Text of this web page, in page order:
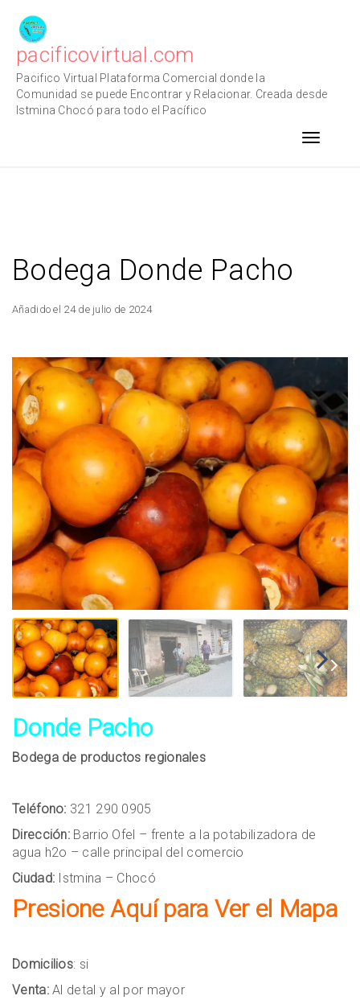
content
pacificovirtual.com
Pacifico Virtual Plataforma Comercial donde la
Comunidad se puede Encontrar y Relacionar. Creada desde
Istmina Chocó para todo el Pacífico
Toggle
Bodega Donde Pacho
Añadido el 24 de julio de 2024
Donde Pacho
Bodega de productos regionales
Teléfono: 321 290 0905
Dirección: Barrio Ofel – frente a la potabilizadora de
agua h2o – calle principal del comercio
Ciudad: Istmina – Chocó
Presione Aquí para Ver el Mapa
Domicilios: si
Venta:Al detal y al por mayor